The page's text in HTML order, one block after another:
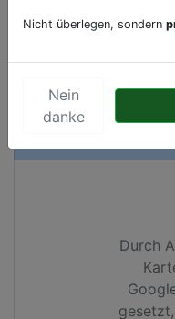
Ihr Unternehmen
Durch
Nicht überlegen, sondern
Nein
danke